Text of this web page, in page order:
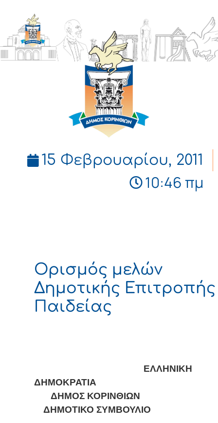
ΔΗΜΟΣ
ΚΟΡΙΝΘΙΩΝ
15 Φεβρουαρίου, 2011
10:46 πμ
Ορισμός μελών
Δημοτικής Επιτροπής
Παιδείας
ΕΛΛΗΝΙΚΗ
ΔΗΜΟΚΡΑΤΙΑ
ΔΗΜΟΣ ΚΟΡΙΝΘΙΩΝ
ΔΗΜΟΤΙΚΟ ΣΥΜΒΟΥΛΙΟ